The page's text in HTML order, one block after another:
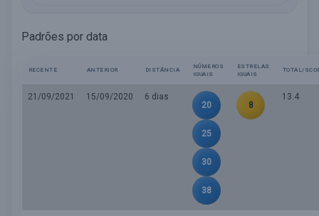
Padrões por data
RECENTE ANTERIOR DISTÂNCIA
NÚMEROS
IGUAIS
ESTRELAS
IGUAIS
TOTAL/
21/09/2021 15/09/2020
6 dias
20
25
30
38
8
13.4